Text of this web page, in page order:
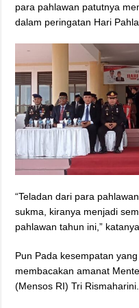
para pahlawan patutnya
dalam peringatan Hari
“Teladan dari para
sukma, kiranya menjadi
pahlawan tahun ini,” katanya.
Pun Pada kesempatan
membacakan amanat
(Mensos RI) Tri Rismaharini.